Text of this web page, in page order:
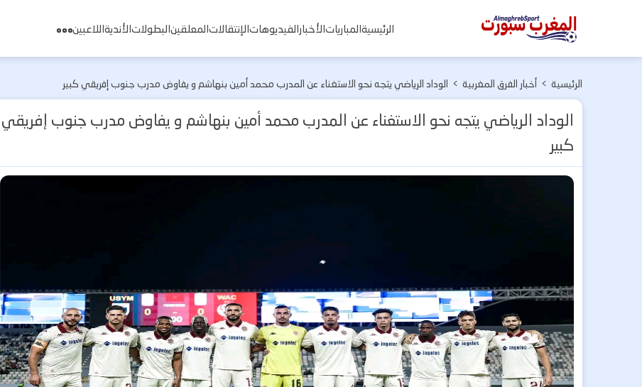
المغرب
الرئيسيةالمبارياتالأخبارالفيديوهاتالإنتقالاتالمعلقينالبطولاتالأنديةاللاعبين
الرئيسية > أخبار الفرق المغربية > الوداد الرياضي يتجه نحو الاستغناء عن المدرب محمد أمين بنهاشم و يفاوض مدرب جنوب إفريقي كبير
الوداد الرياضي يتجه نحو الاستغناء عن المدرب محمد أمين بنهاشم و يفاوض مدرب جنوب إفريقي
كبير